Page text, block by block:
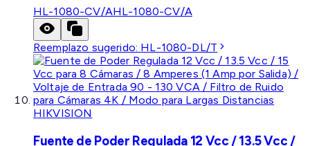
HL-1080-CV/AHL-1080-CV/A
Reemplazo sugerido: HL-1080-DL/T
HIKVISION
Fuente de Poder Regulada 12 Vcc / 13.5 Vcc /